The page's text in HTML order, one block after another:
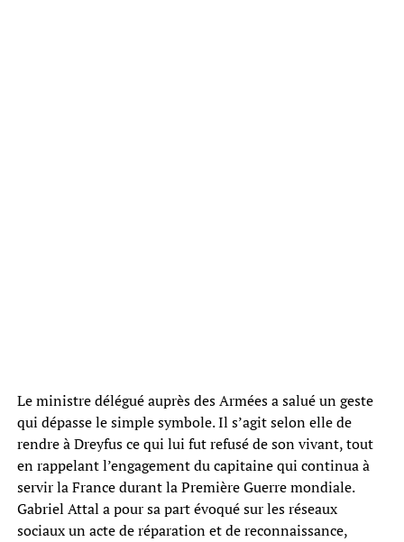
Le ministre délégué auprès des Armées a salué un geste
qui dépasse le simple symbole. Il s’agit selon elle de
rendre à Dreyfus ce qui lui fut refusé de son vivant, tout
en rappelant l’engagement du capitaine qui continua à
servir la France durant la Première Guerre mondiale.
Gabriel Attal a pour sa part évoqué sur les réseaux
sociaux un acte de réparation et de reconnaissance,